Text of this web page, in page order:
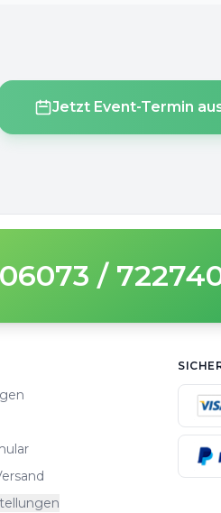
Jetzt Event-Termin
/